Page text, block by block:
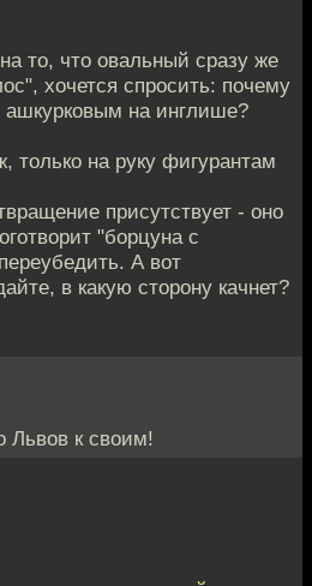
то, что овальный сразу же
хочется спросить: почему
на инглише?
только на руку фигурантам
присутствует - оно
"борцуна с
А вот
в какую сторону качнет?
Львов к своим!